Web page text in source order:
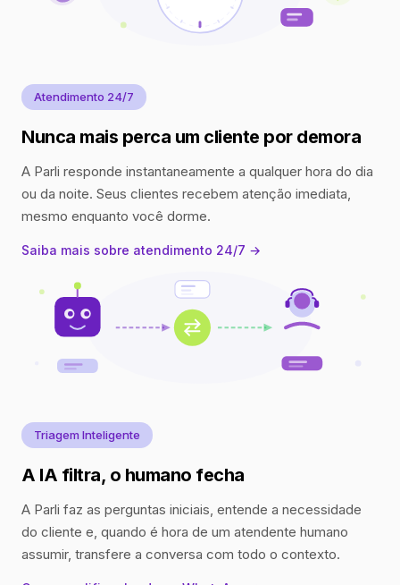
Atendimento 24/7
Nunca mais perca um cliente por demora
A Parli responde instantaneamente a qualquer hora do dia
ou da noite. Seus clientes recebem atenção imediata,
mesmo enquanto você dorme.
Saiba mais sobre atendimento 24/7 →
Triagem Inteligente
A IA filtra, o humano fecha
A Parli faz as perguntas iniciais, entende a necessidade
do cliente e, quando é hora de um atendente humano
assumir, transfere a conversa com todo o contexto.